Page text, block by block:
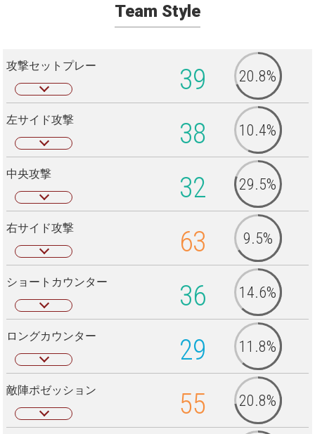
Team Style
攻撃セットプレー 39 20.8%
左サイド攻撃 38 10.4%
中央攻撃 32 29.5%
右サイド攻撃 63 9.5%
ショートカウンター 36 14.6%
ロングカウンター 29 11.8%
敵陣ポゼッション 55 20.8%